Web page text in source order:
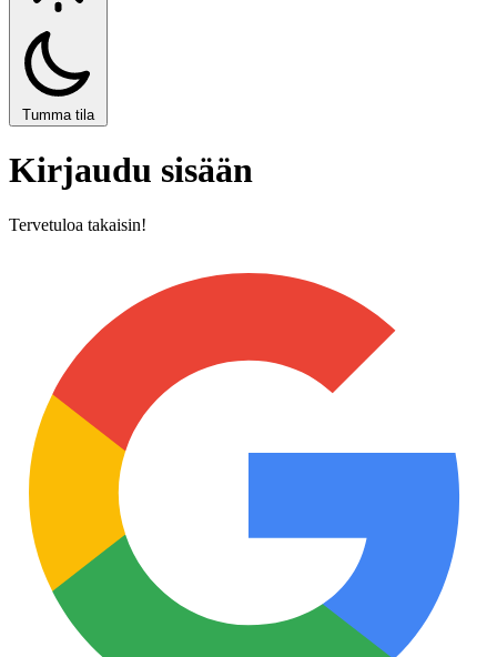
Tumma tila
Kirjaudu sisään
Tervetuloa takaisin!